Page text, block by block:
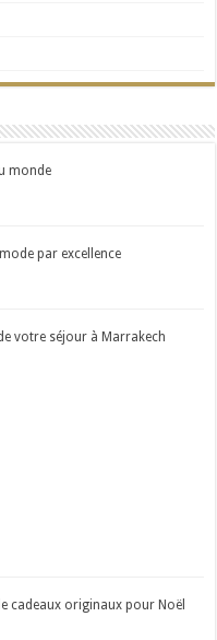
monde
par excellence
votre séjour à Marrakech
cadeaux originaux pour Noël